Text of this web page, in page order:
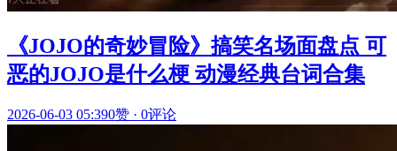
《JOJO的奇妙冒险》搞笑名场面盘点 可
恶的JOJO是什么梗 动漫经典台词合集
2026-06-03 05:390赞 · 0评论